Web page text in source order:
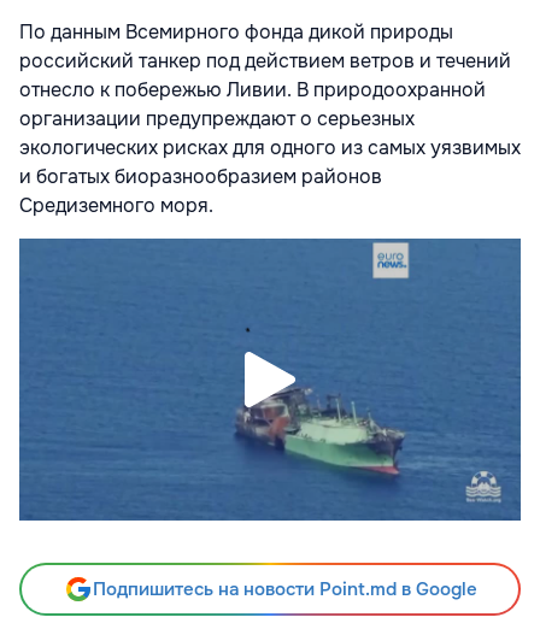
По данным Всемирного фонда дикой природы
российский танкер под действием ветров и течений
отнесло к побережью Ливии. В природоохранной
организации предупреждают о серьезных
экологических рисках для одного из самых уязвимых
и богатых биоразнообразием районов
Средиземного моря.
Подпишитесь на новости Point.md в Google